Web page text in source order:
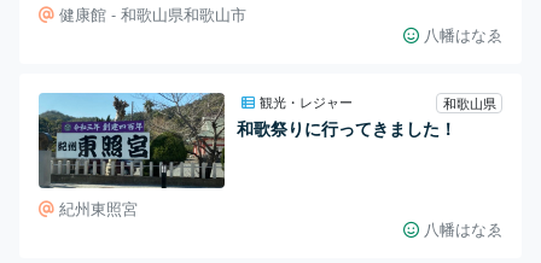
健康館 - 和歌山県和歌山市
八幡はなゑ
観光・レジャー 和歌山県
和歌祭りに行ってきました！
紀州東照宮
八幡はなゑ